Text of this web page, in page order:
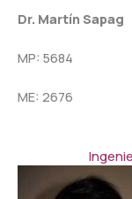
Dr. Martín Sapag
MP: 5684
ME: 2676